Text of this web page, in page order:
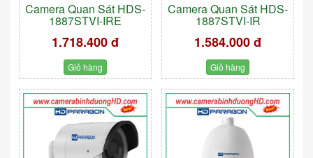
Camera Quan Sát HDS-
1887STVI-IRE
1.718.400 đ
Giỏ hàng
Camera Quan Sát HDS-
1887STVI-IR
1.584.000 đ
Giỏ hàng